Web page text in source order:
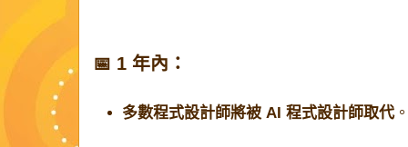
📅 1 年內：
多數程式設計師將被 AI 程式設計師取代